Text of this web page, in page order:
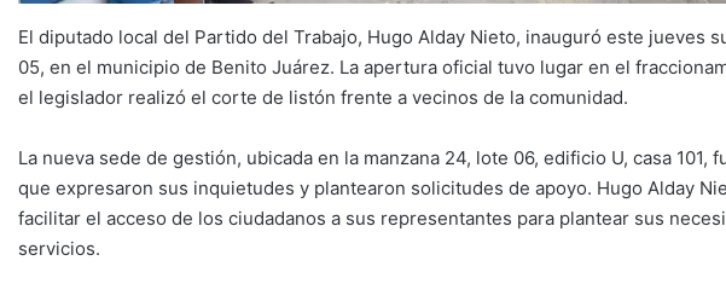
El diputado local del Partido del Trabajo, Hugo Alday Nieto, inauguró este jueves
05, en el municipio de Benito Juárez. La apertura oficial tuvo lugar en el
el legislador realizó el corte de listón frente a vecinos de la comunidad.
La nueva sede de gestión, ubicada en la manzana 24, lote 06, edificio U, casa
que expresaron sus inquietudes y plantearon solicitudes de apoyo. Hugo Alday
facilitar el acceso de los ciudadanos a sus representantes para plantear sus
servicios.